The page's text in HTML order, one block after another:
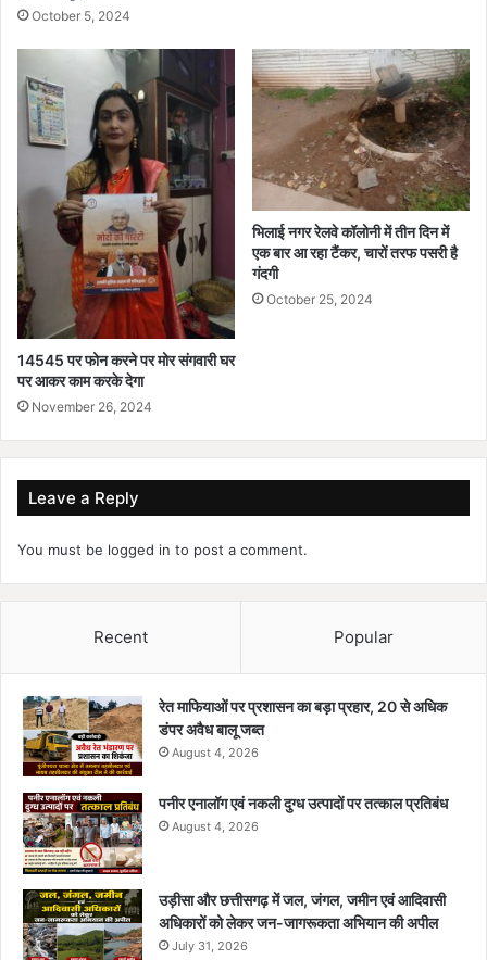
October 5, 2024
14545 पर फोन करने पर मोर संगवारी घर
पर आकर काम करके देगा
November 26, 2024
भिलाई नगर रेलवे कॉलोनी में तीन दिन में
एक बार आ रहा टैंकर, चारों तरफ पसरी है
गंदगी
October 25, 2024
Leave a Reply
You must be logged in to post a comment.
Recent Popular
रेत माफियाओं पर प्रशासन का बड़ा प्रहार, 20 से अधिक
डंपर अवैध बालू जब्त
August 4, 2026
पनीर एनालॉग एवं नकली दुग्ध उत्पादों पर तत्काल प्रतिबंध
August 4, 2026
उड़ीसा और छत्तीसगढ़ में जल, जंगल, जमीन एवं आदिवासी
अधिकारों को लेकर जन-जागरूकता अभियान की अपील
July 31, 2026